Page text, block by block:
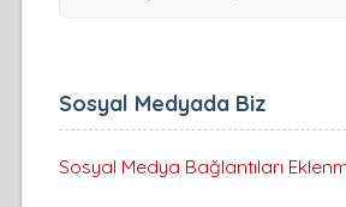
Sosyal Medyada Biz
Sosyal Medya Bağlantıları